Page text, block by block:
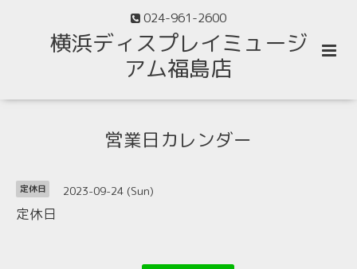
024-961-2600
横浜ディスプレイミュージ
アム福島店
営業日カレンダー
定休日 2023-09-24 (Sun)
定休日